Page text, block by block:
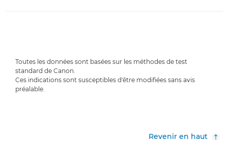
Toutes les données sont basées sur les méthodes de test
standard de Canon.
Ces indications sont susceptibles d'être modifiées sans avis
préalable.
Revenir en haut